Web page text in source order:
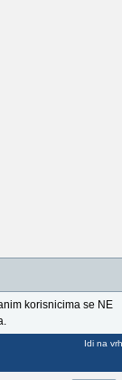
korisnicima se NE
Idi na vrh